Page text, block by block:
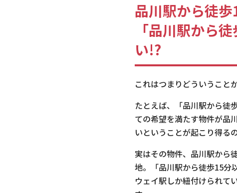
品川駅から徒
「品川駅から
い!?
これはつまりどういうことか
たとえば、「品川駅から徒
ての希望を満たす物件が品
いということが起こり得るの
実はその物件、品川駅から
地。「品川駅から徒歩15分
ウェイ駅しか紐付けられて